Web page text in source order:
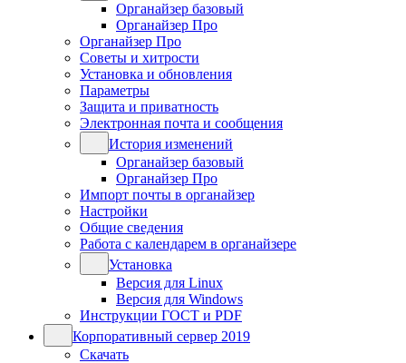
Органайзер базовый
Органайзер Про
Органайзер Про
Советы и хитрости
Установка и обновления
Параметры
Защита и приватность
Электронная почта и сообщения
История изменений
Органайзер базовый
Органайзер Про
Импорт почты в органайзер
Настройки
Общие сведения
Работа с календарем в органайзере
Установка
Версия для Linux
Версия для Windows
Инструкции ГОСТ и PDF
Корпоративный сервер 2019
Скачать